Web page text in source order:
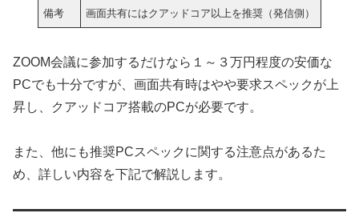
備考 画面共有にはクアッドコア以上を推奨（発信側）
ZOOM会議に参加するだけなら１～３万円程度の安価な
PCでも十分ですが、画面共有時はやや要求スペックが上
昇し、クアッドコア搭載のPCが必要です。
また、他にも推奨PCスペックに関する注意点があるた
め、詳しい内容を下記で解説します。